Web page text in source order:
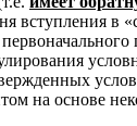
вступления в
на основе